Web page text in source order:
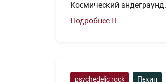
Космический андеграунд.
Подробнее
psychedelic rock Пекин